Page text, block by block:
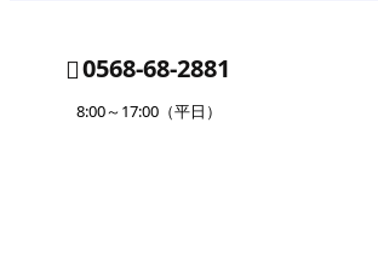
0568-68-2881
8:00～17:00（平日）